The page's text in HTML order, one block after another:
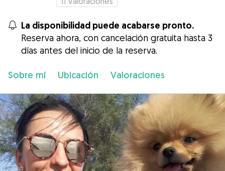
La disponibilidad puede acabarse pronto.
Reserva ahora, con cancelación gratuita hasta 3
días antes del inicio de la reserva.
Sobre mí Ubicación Valoraciones